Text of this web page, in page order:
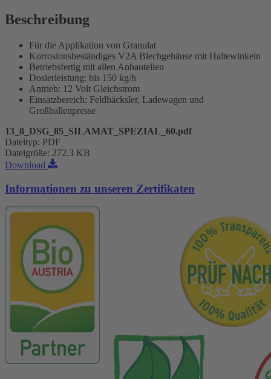
Beschreibung
Für die Applikation von Granulat
Korrosionsbeständiges V2A Blechgehäuse mit Haltewinkeln
Betriebsfertig mit allen Anbauteilen
Dosierleistung: bis 150 kg/h
Antrieb: 12 Volt Gleichstrom
Einsatzbereich: Feldhäcksler, Ladewagen und
Großballenpresse
13_8_DSG_85_SILAMAT_SPEZIAL_60.pdf
Dateityp: PDF
Dateigröße: 272.3 KB
Download
Informationen zu unseren Zertifikaten